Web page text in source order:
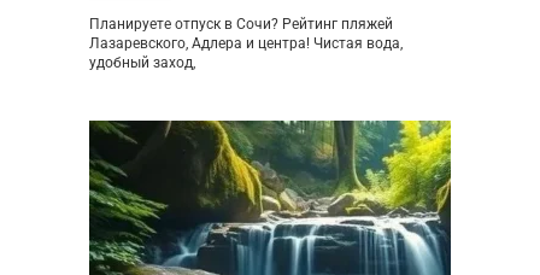
Планируете отпуск в Сочи? Рейтинг пляжей
Лазаревского, Адлера и центра! Чистая вода,
удобный заход,